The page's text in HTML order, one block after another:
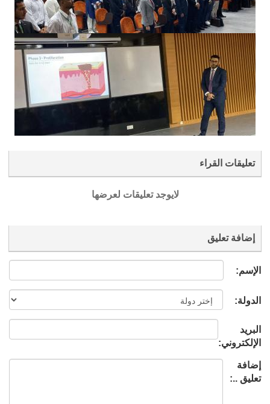
تعليقات القراء
لايوجد تعليقات لعرضها
إضافة تعليق
الإسم:
الدولة:
البريد
الإلكتروني:
إضافة
تعليق ..: